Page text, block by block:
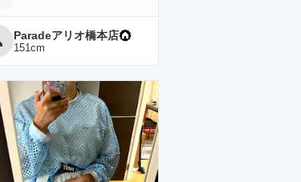
Paradeアリオ橋本店
151 cm